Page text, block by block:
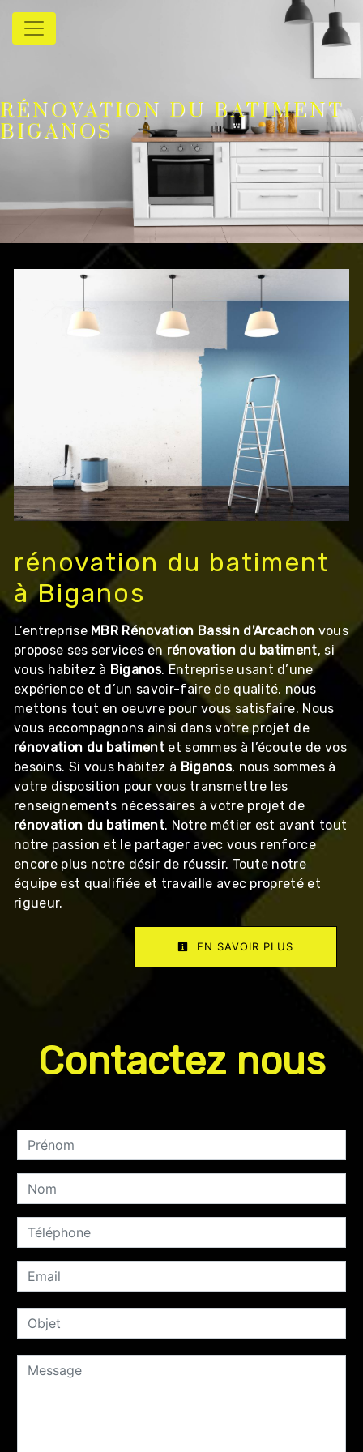
Panneau de gestion des cookies
RÉNOVATION DU BATIMENT
BIGANOS
rénovation du batiment
à Biganos
L’entreprise MBR Rénovation Bassin d'Arcachon vous
propose ses services en rénovation du batiment, si
vous habitez à Biganos. Entreprise usant d’une
expérience et d’un savoir-faire de qualité, nous
mettons tout en oeuvre pour vous satisfaire. Nous
vous accompagnons ainsi dans votre projet de
rénovation du batiment et sommes à l’écoute de vos
besoins. Si vous habitez à Biganos, nous sommes à
votre disposition pour vous transmettre les
renseignements nécessaires à votre projet de
rénovation du batiment. Notre métier est avant tout
notre passion et le partager avec vous renforce
encore plus notre désir de réussir. Toute notre
équipe est qualifiée et travaille avec propreté et
rigueur.
EN SAVOIR PLUS
Contactez nous